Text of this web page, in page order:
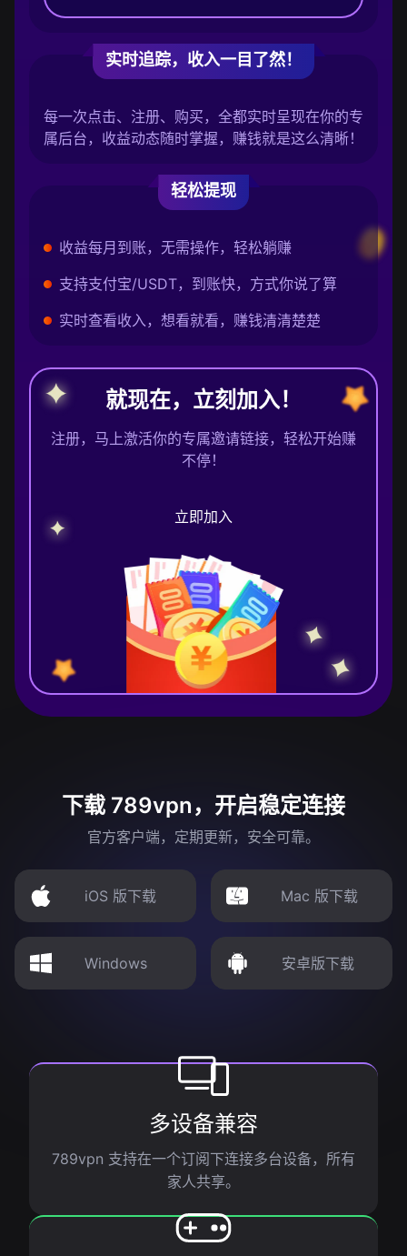
实时追踪，收入一目了然！
每一次点击、注册、购买，全都实时呈现在你的专
属后台，收益动态随时掌握，赚钱就是这么清晰！
轻松提现
收益每月到账，无需操作，轻松躺赚
支持支付宝/USDT，到账快，方式你说了算
实时查看收入，想看就看，赚钱清清楚楚
就现在，立刻加入！
注册，马上激活你的专属邀请链接，轻松开始赚
不停！
立即加入
下载 789vpn，开启稳定连接
官方客户端，定期更新，安全可靠。
iOS 版下载 Mac 版下载
Windows 安卓版下载
多设备兼容
789vpn 支持在一个订阅下连接多台设备，所有
家人共享。